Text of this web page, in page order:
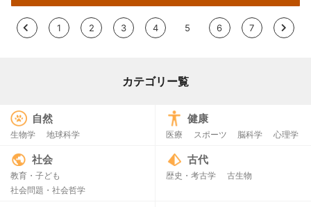
< 1 2 3 4 5 6 7 >
カテゴリー覧
自然
生物学 地球科学
健康
医療 スポーツ 脳科学 心理学
社会
教育・子ども
社会問題・社会哲学
古代
歴史・考古学 古生物